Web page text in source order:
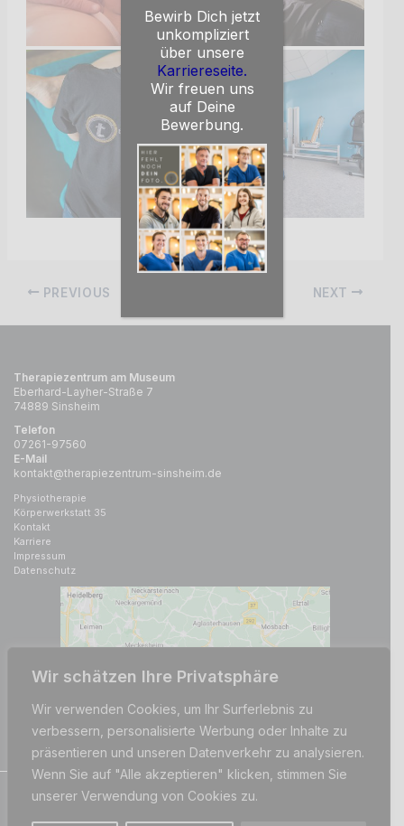
Wir schätzen Ihre Privatsphäre
Wir verwenden Cookies, um Ihr Surferlebnis zu
verbessern, personalisierte Werbung oder Inhalte zu
präsentieren und unseren Datenverkehr zu analysieren.
Wenn Sie auf "Alle akzeptieren" klicken, stimmen Sie
unserer Verwendung von Cookies zu.
Post
PREVIOUS NEXT
Therapiezentrum am Museum
Eberhard-Layher-Straße 7
74889 Sinsheim
Telefon
07261-97560
E-Mail
kontakt@therapiezentrum-sinsheim.de
Physiotherapie
Körperwerkstatt 35
Kontakt
Karriere
Impressum
Datenschutz
© 2026 Therapiezentrum am Museum | byWebWin Internet & IT-Service
Bewirb Dich jetzt
unkompliziert
über unsere
Karriereseite.
Wir freuen uns
auf Deine
Bewerbung.